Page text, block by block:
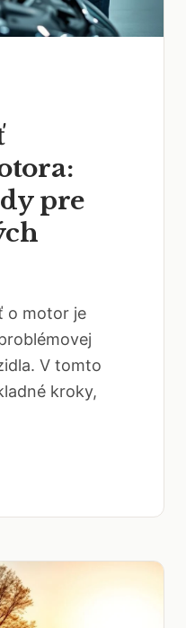
pre
o motor je
V tomto
kroky,